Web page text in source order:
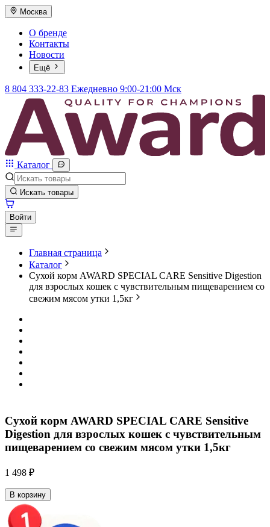
Москва
О бренде
Контакты
Новости
Ещё
8 804 333-22-83 Ежедневно 9:00-21:00 Мск
Каталог
Искать товары
Войти
Главная страница
Каталог
Сухой корм AWARD SPECIAL CARE Sensitive Digestion
для взрослых кошек с чувствительным пищеварением со
свежим мясом утки 1,5кг
Сухой корм AWARD SPECIAL CARE Sensitive
Digestion для взрослых кошек с чувствительным
пищеварением со свежим мясом утки 1,5кг
1 498 ₽
В корзину